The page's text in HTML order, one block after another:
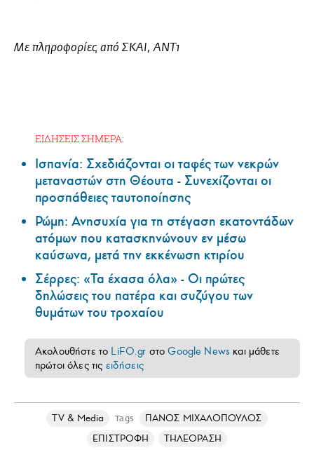
Με πληροφορίες από ΣΚΑΙ, ANT1
ΕΙΔΗΣΕΙΣ ΣΗΜΕΡΑ:
Ισπανία: Σχεδιάζονται οι ταφές των νεκρών
μεταναστών στη Θέουτα - Συνεχίζονται οι
προσπάθειες ταυτοποίησης
Ρώμη: Ανησυχία για τη στέγαση εκατοντάδων
ατόμων που κατασκηνώνουν εν μέσω
καύσωνα, μετά την εκκένωση κτιρίου
Σέρρες: «Τα έχασα όλα» - Οι πρώτες
δηλώσεις του πατέρα και συζύγου των
θυμάτων του τροχαίου
Ακολουθήστε το LiFO.gr στοGoogle News και μάθετε
πρώτοι όλες τις ειδήσεις
TV & Media Tags
ΠΑΝΟΣ ΜΙΧΑΛΟΠΟΥΛΟΣ
ΕΠΙΣΤΡΟΦΗ
ΤΗΛΕΟΡΑΣΗ